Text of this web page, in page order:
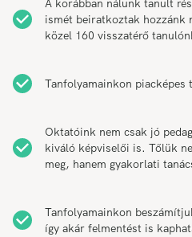
A korábban nálunk tanult
ismét beiratkoztak hozzánk
közel 160 visszatérő
Tanfolyamainkon piacképes
Oktatóink nem csak jó
kiváló képviselői is. Tőlük
meg, hanem gyakorlati
Tanfolyamainkon
így akár felmentést is